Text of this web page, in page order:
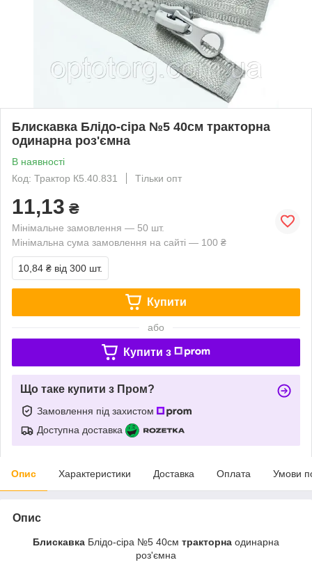
Блискавка Блідо-сіра №5 40см тракторна
одинарна роз'ємна
В наявності
Код: Трактор К5.40.831
Тільки опт
11,13 ₴
Мінімальне замовлення — 50 шт.
Мінімальна сума замовлення на сайті — 100 ₴
10,84 ₴ від 300 шт.
Купити
або
Купити з
Що таке купити з Пром?
Замовлення під захистом
Доступна доставка
Опис Характеристики Доставка Оплата Умови
Опис
Блискавка Блідо-сіра №5 40см тракторна одинарна
роз'ємна